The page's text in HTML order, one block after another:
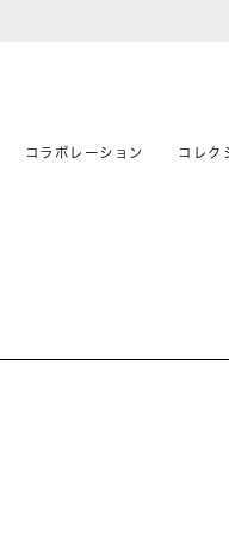
コラボレーション コレク